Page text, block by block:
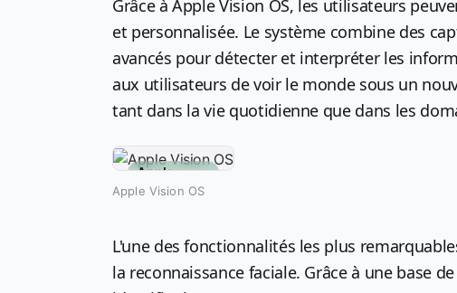
Grâce à Apple Vision OS, les utilisateurs
et personnalisée. Le système combine des
avancés pour détecter et interpréter les
aux utilisateurs de voir le monde sous un
tant dans la vie quotidienne que dans les
Apple
Vision OS
Mentions:
Apple Vision OS
L'une des fonctionnalités les plus
la reconnaissance faciale. Grâce à une base